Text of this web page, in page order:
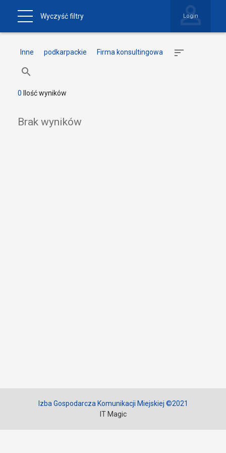
Wyczyść filtry Login
Inne podkarpackie Firma konsultingowa
0 Ilość wyników
Brak wyników
Izba Gospodarcza Komunikacji Miejskiej ©2021
IT Magic